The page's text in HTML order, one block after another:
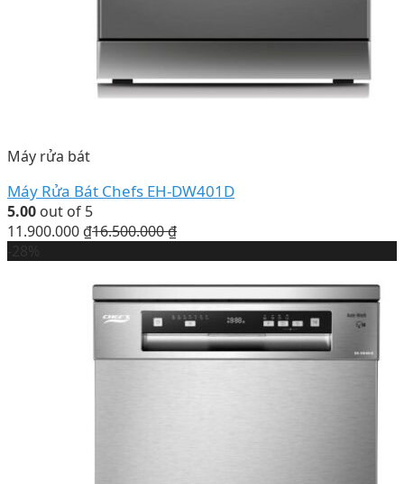
Máy rửa bát
Máy Rửa Bát Chefs EH-DW401D
5.00 out of 5
11.900.000 ₫16.500.000₫